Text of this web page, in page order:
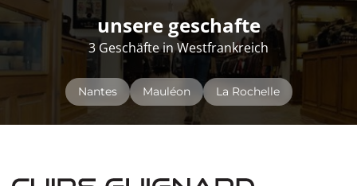
unsere geschafte
3 Geschäfte in Westfrankreich
Nantes Mauléon La Rochelle